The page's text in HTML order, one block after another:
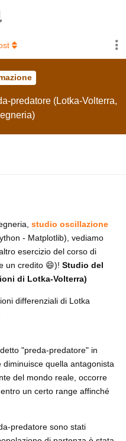
predatore (Lotka-Volterra,
studio oscillazione
- Matplotlib), vediamo
esercizio del corso di
un credito 😄)! Studio del
di Lotka-Volterra)
differenziali di Lotka
"preda-predatore" in
quella antagonista
del mondo reale, occorre
un certo range affinché
predatore sono stati